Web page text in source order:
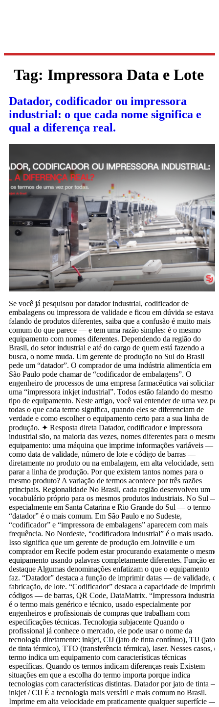
Tag: Impressora Data e Lote
Datador, codificador ou impressora
industrial: o que cada nome significa e
qual a diferença real.
Se você já pesquisou por datador industrial, codificador de
embalagens ou impressora de validade e ficou em dúvida se estava
falando de produtos diferentes, saiba que a confusão é muito mais
comum do que parece — e tem uma razão simples: é o mesmo
equipamento com nomes diferentes. Dependendo da região do
Brasil, do setor industrial e até do cargo de quem está fazendo a
busca, o nome muda. Um gerente de produção no Sul do Brasil
pede um “datador”. O comprador de uma indústria alimentícia em
São Paulo pode chamar de “codificador de embalagens”. O
engenheiro de processos de uma empresa farmacêutica vai solicitar
uma “impressora inkjet industrial”. Todos estão falando do mesmo
tipo de equipamento. Neste artigo, você vai entender de uma vez
todas o que cada termo significa, quando eles se diferenciam de
verdade e como escolher o equipamento certo para a sua linha de
produção. ✦ Resposta direta Datador, codificador e impressora
industrial são, na maioria das vezes, nomes diferentes para o mesmo
equipamento: uma máquina que imprime informações variáveis —
como data de validade, número de lote e código de barras —
diretamente no produto ou na embalagem, em alta velocidade, sem
parar a linha de produção. Por que existem tantos nomes para o
mesmo produto? A variação de termos acontece por três razões
principais. Regionalidade No Brasil, cada região desenvolveu um
vocabulário próprio para os mesmos produtos industriais. No Sul —
especialmente em Santa Catarina e Rio Grande do Sul — o termo
“datador” é o mais comum. Em São Paulo e no Sudeste,
“codificador” e “impressora de embalagens” aparecem com mais
frequência. No Nordeste, “codificadora industrial” é o mais usado.
Isso significa que um gerente de produção em Joinville e um
comprador em Recife podem estar procurando exatamente o mesmo
equipamento usando palavras completamente diferentes. Função em
destaque Algumas denominações enfatizam o que o equipamento
faz. “Datador” destaca a função de imprimir datas — de validade,
fabricação, de lote. “Codificador” destaca a capacidade de imprimir
códigos — de barras, QR Code, DataMatrix. “Impressora
é o termo mais genérico e técnico, usado especialmente por
engenheiros e profissionais de compras que trabalham com
especificações técnicas. Tecnologia subjacente Quando o
profissional já conhece o mercado, ele pode usar o nome da
tecnologia diretamente: inkjet, CIJ (jato de tinta contínuo), TIJ (jato
de tinta térmico), TTO (transferência térmica), laser. Nesses casos, o
termo indica um equipamento com características técnicas
específicas. Quando os termos indicam diferenças reais Existem
situações em que a escolha do termo importa porque indica
tecnologias com características distintas. Datador por jato de tinta —
inkjet / CIJ É a tecnologia mais versátil e mais comum no Brasil.
Imprime em alta velocidade em praticamente qualquer superfície —